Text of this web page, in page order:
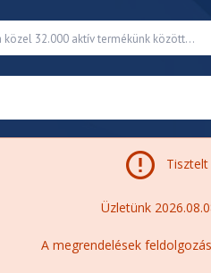
Tisztelt
Üzletünk
A megrendelések